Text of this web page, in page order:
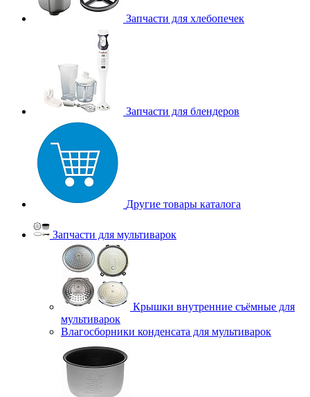
Запчасти для хлебопечек
Запчасти для блендеров
Другие товары каталога
Запчасти для мультиварок
Крышки внутренние съёмные для
мультиварок
Влагосборники конденсата для мультиварок